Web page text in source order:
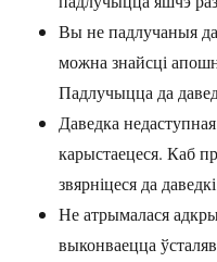
Вы не падлучаныя да
можна знайсці
Падлучыцца да
Даведка
карыстаецеся. Каб
звярніцеся да
Не атрымалася
выконваецца